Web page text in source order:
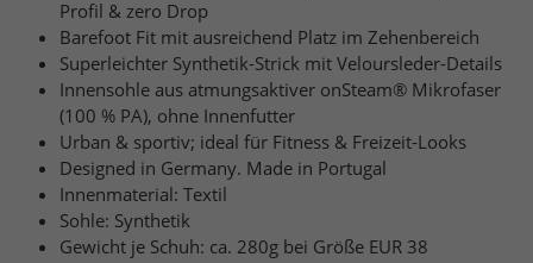
Profil & zero Drop
Barefoot Fit mit ausreichend Platz im Zehenbereich
Superleichter Synthetik-Strick mit Veloursleder-Details
Innensohle aus atmungsaktiver onSteam® Mikrofaser
(100 % PA), ohne Innenfutter
Urban & sportiv; ideal für Fitness & Freizeit-Looks
Designed in Germany. Made in Portugal
Innenmaterial: Textil
Sohle: Synthetik
Gewicht je Schuh: ca. 280g bei Größe EUR 38